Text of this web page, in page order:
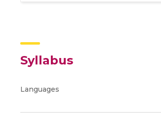
Syllabus
Languages